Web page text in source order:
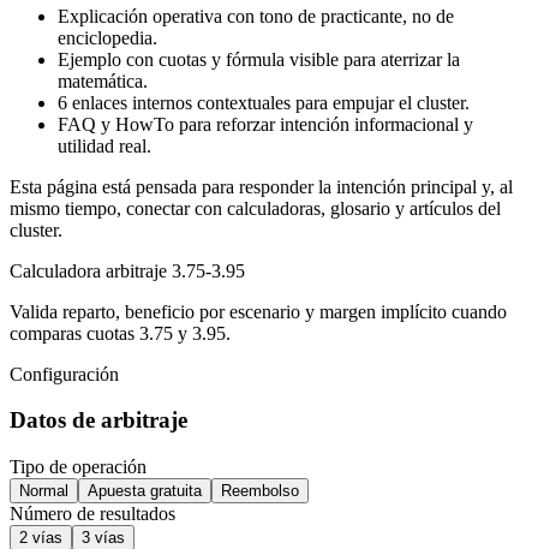
Explicación operativa con tono de practicante, no de
enciclopedia.
Ejemplo con cuotas y fórmula visible para aterrizar la
matemática.
6 enlaces internos contextuales para empujar el cluster.
FAQ y HowTo para reforzar intención informacional y
utilidad real.
Esta página está pensada para responder la intención principal y, al
mismo tiempo, conectar con calculadoras, glosario y artículos del
cluster.
Calculadora arbitraje 3.75-3.95
Valida reparto, beneficio por escenario y margen implícito cuando
comparas cuotas 3.75 y 3.95.
Configuración
Datos de arbitraje
Tipo de operación
Normal Apuesta gratuita Reembolso
Número de resultados
2 vías 3 vías